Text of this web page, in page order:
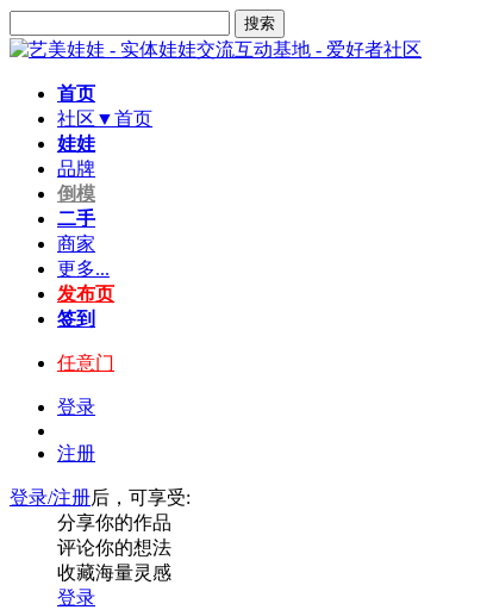
搜索
首页
社区▼首页
娃娃
品牌
倒模
二手
商家
更多...
发布页
签到
任意门
登录
注册
登录/注册后，可享受:
分享你的作品
评论你的想法
收藏海量灵感
登录